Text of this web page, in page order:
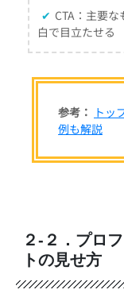
✔ CTA：主要
白で目立たせる
参考： トッ
例も解説
２-２．プロ
トの見せ方